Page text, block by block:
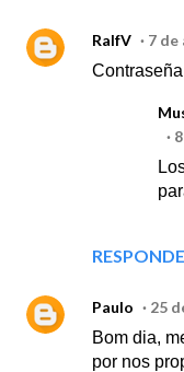
RalfV
7 de
Paulo
25
Bom dia,
por nos